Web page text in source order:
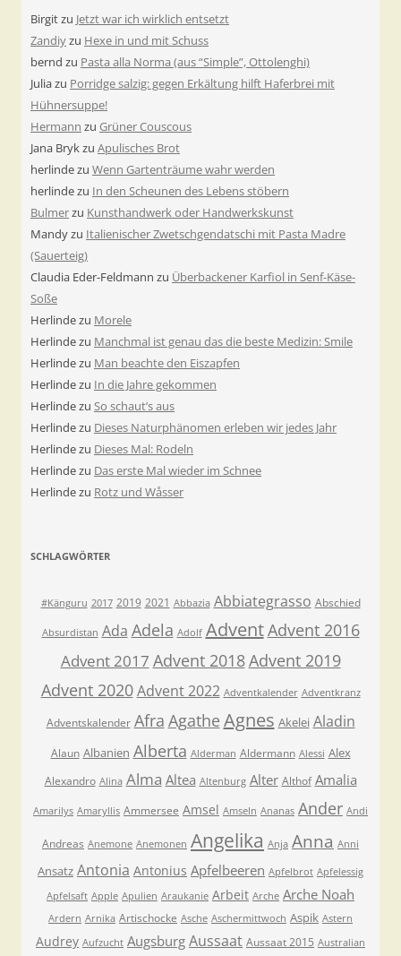
Birgitzu Jetzt war ich wirklich entsetzt
Zandiyzu Hexe in und mit Schuss
bernd zu Pasta alla Norma (aus “Simple”, Ottolenghi)
Juliazu Porridge salzig: gegen Erkältung hilft Haferbrei mit
Hühnersuppe!
Hermann zu Grüner Couscous
Jana Brykzu Apulisches Brot
herlindezu Wenn Gartenträume wahr werden
herlindezu In den Scheunen des Lebens stöbern
Bulmerzu Kunsthandwerk oder Handwerkskunst
Mandyzu Italienischer Zwetschgendatschi mit Pasta Madre
(Sauerteig)
Claudia Eder-Feldmann zu Überbackener Karfiol in Senf-Käse-
Soße
Herlindezu Morele
Herlindezu Manchmal ist genau das die beste Medizin: Smile
Herlindezu Man beachte den Eiszapfen
Herlindezu In die Jahre gekommen
Herlindezu So schaut’s aus
Herlindezu Dieses Naturphänomen erleben wir jedes Jahr
Herlindezu Dieses Mal: Rodeln
Herlindezu Das erste Mal wieder im Schnee
Herlindezu Rotz und Wåsser
SCHLAGWÖRTER
#Känguru 2017 2019 2021 Abbazia Abbiategrasso Abschied
Absurdistan Ada Adela Adolf AdventAdvent 2016
Advent 2017 Advent 2018Advent 2019
Advent 2020 Advent 2022 Adventkalender Adventkranz
Adventskalender Afra Agathe Agnes Akelei Aladin
Alaun Albanien Alberta Alderman Aldermann Alessi Alex
Alexandro Alina Alma Altea Altenburg Alter Althof Amalia
Amarilys Amaryllis Ammersee Amsel Amseln Ananas Ander Andi
Andreas Anemone Anemonen Angelika Anja Anna Anni
Ansatz Antonia Antonius Apfelbeeren Apfelbrot Apfelessig
Apfelsaft Apple Apulien Araukanie Arbeit Arche Arche Noah
Ardern Arnika Artischocke Asche Aschermittwoch Aspik Astern
Audrey Aufzucht Augsburg Aussaat Aussaat 2015 Australian